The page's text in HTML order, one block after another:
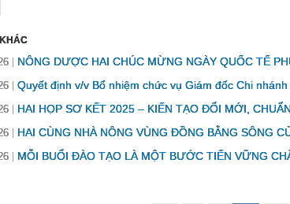
NÔNG DƯỢC HAI CHÚC MỪNG NGÀY QUỐC TẾ
Quyết định v/v Bổ nhiệm chức vụ Giám đốc Chi
HAI HỌP SƠ KẾT 2025 – KIẾN TẠO ĐỔI MỚI,
HAI CÙNG NHÀ NÔNG VÙNG ĐỒNG BẰNG SÔNG
MỖI BUỔI ĐÀO TẠO LÀ MỘT BƯỚC TIẾN VỮNG